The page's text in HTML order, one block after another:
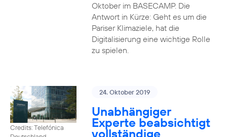
Oktober im BASECAMP. Die
Antwort in Kürze: Geht es um die
Pariser Klimaziele, hat die
Digitalisierung eine wichtige Rolle
zu spielen.
Credits: Telefónica
24. Oktober 2019
Unabhängiger
Experte beabsichtigt
vollständige